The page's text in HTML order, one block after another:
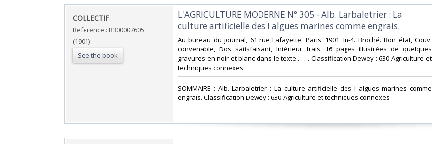
‎COLLECTIF ‎
Reference : R300007605
(1901)
See the book
‎L'AGRICULTURE MODERNE N° 305 - Alb. Larbaletrier : La
culture artificielle des I algues marines comme engrais. ‎
‎Au bureau du journal, 61 rue Lafayette, Paris. 1901. In-4. Broché. Bon état, Couv.
convenable, Dos satisfaisant, Intérieur frais. 16 pages illustrées de quelques
gravures en noir et blanc dans le texte.. . . . Classification Dewey : 630-Agriculture et
techniques connexes‎
‎SOMMAIRE : Alb. Larbaletrier : La culture artificielle des I algues marines comme
engrais. Classification Dewey : 630-Agriculture et techniques connexes‎